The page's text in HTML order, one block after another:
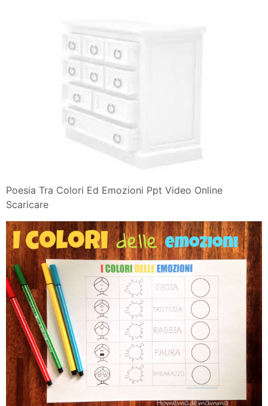
Poesia Tra Colori Ed Emozioni Ppt Video Online
Scaricare